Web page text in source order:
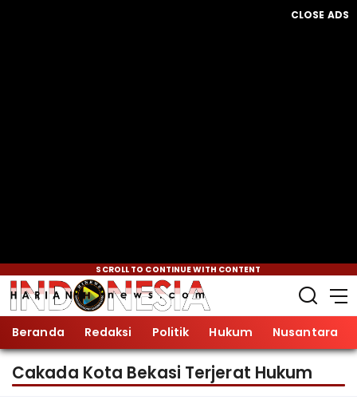
CLOSE ADS
SCROLL TO CONTINUE WITH CONTENT
Beranda Redaksi Politik Hukum Nusantara
Cakada Kota Bekasi Terjerat Hukum